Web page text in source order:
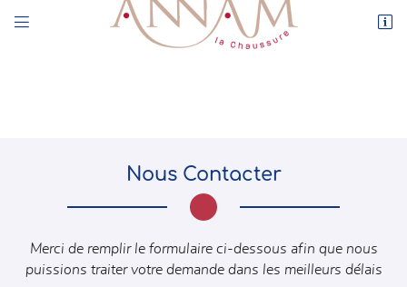
 
 Adresse email de réception
Nous Contacter
Merci de remplir le formulaire ci-dessous afin que nous
puissions traiter votre demande dans les meilleurs délais